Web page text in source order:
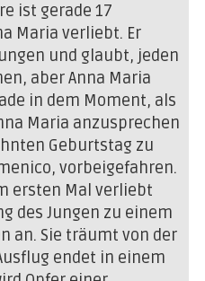
ist gerade 17
Maria verliebt. Er
und glaubt, jeden
aber Anna Maria
in dem Moment, als
Maria anzusprechen
Geburtstag zu
vorbeigefahren.
ersten Mal verliebt
des Jungen zu einem
an. Sie träumt von der
endet in einem